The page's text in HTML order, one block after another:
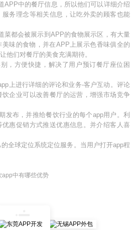
APP中的餐厅信息，所以他们可以详细介绍
务理念等相关信息，让吃外卖的顾客也能
菜都会被展示到APP的食物展示区，有大量
味的食物，并在APP上展示色香味俱全的
他们对餐厅的美食充满期待。
，方便快捷，解决了用户预订餐厅座位困
上进行详细的评论和业务-客户互动。评论
企业可以改善餐厅的运营，增强市场竞争
发布，并推给餐饮行业的每个app用户。利
惠促销方式推送优惠信息。并介绍客人喜
全球定位系统定位服务。当用户打开app程
app中有哪些优势